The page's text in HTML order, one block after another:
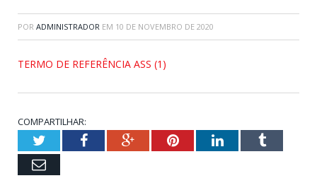
POR ADMINISTRADOR EM 10 DE NOVEMBRO DE 2020
TERMO DE REFERÊNCIA ASS (1)
COMPARTILHAR:
TwitterFacebookGoogle+PinterestLinkedInTumblr
Email